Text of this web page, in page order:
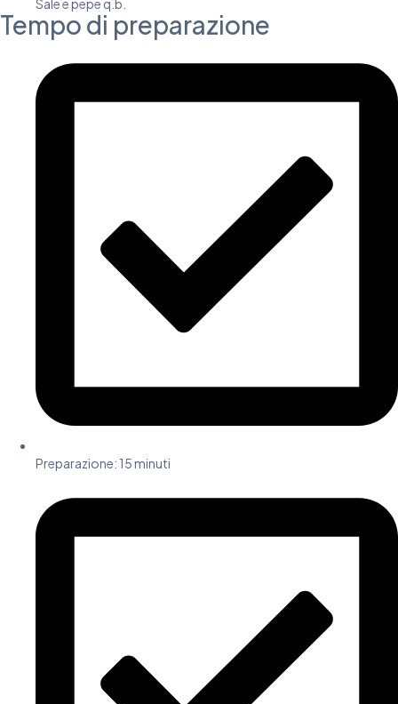
Sale e pepe q.b.
Tempo di preparazione
Preparazione: 15 minuti